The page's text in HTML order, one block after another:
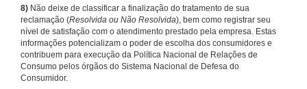
8) Não deixe de classificar a finalização do tratamento de sua
reclamação (Resolvida ou Não Resolvida), bem como registrar seu
nível de satisfação com o atendimento prestado pela empresa. Estas
informações potencializam o poder de escolha dos consumidores e
contribuem para execução da Política Nacional de Relações de
Consumo pelos órgãos do Sistema Nacional de Defesa do
Consumidor.